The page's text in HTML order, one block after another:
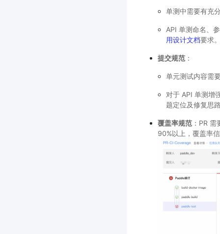
单测中需要有充
API 单测命名、
用设计文档要求
提交规范：
单元测试内容需
对于 API 单测增
题定位及修复思
覆盖率规范：PR 需
90%以上，覆盖率